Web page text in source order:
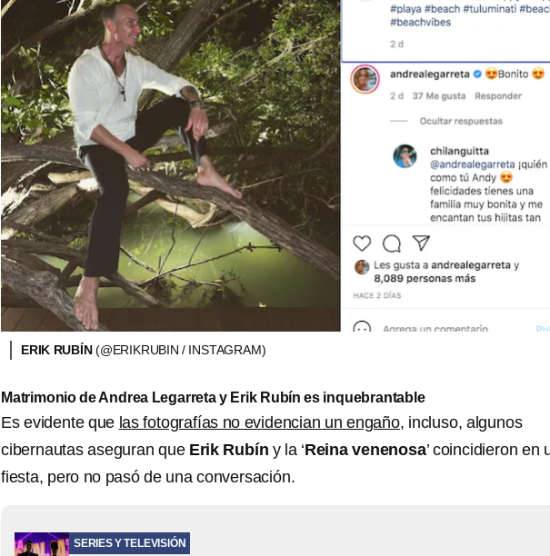
ERIK RUBÍN(@ERIKRUBIN / INSTAGRAM)
Matrimonio de Andrea Legarreta y Erik Rubín es inquebrantable
Es evidente que las fotografías no evidencian un engaño, incluso, algunos
cibernautas aseguran que Erik Rubín y la ‘Reina venenosa’ coincidieron en
fiesta, pero no pasó de una conversación.
SERIES Y TELEVISIÓN